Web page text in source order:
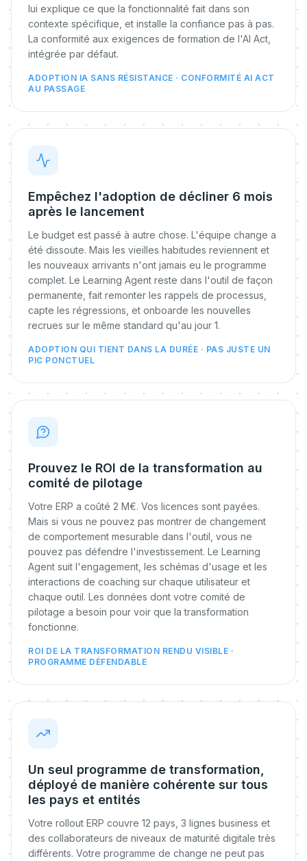
lui explique ce que la fonctionnalité fait dans son
contexte spécifique, et installe la confiance pas à pas.
La conformité aux exigences de formation de l'AI Act,
intégrée par défaut.
ADOPTION IA SANS RÉSISTANCE · CONFORMITÉ AI ACT
AU PASSAGE
Empêchez l'adoption de décliner 6 mois
après le lancement
Le budget est passé à autre chose. L'équipe change a
été dissoute. Mais les vieilles habitudes reviennent et
les nouveaux arrivants n'ont jamais eu le programme
complet. Le Learning Agent reste dans l'outil de façon
permanente, fait remonter les rappels de processus,
capte les régressions, et onboarde les nouvelles
recrues sur le même standard qu'au jour 1.
ADOPTION QUI TIENT DANS LA DURÉE · PAS JUSTE UN
PIC PONCTUEL
Prouvez le ROI de la transformation au
comité de pilotage
Votre ERP a coûté 2 M€. Vos licences sont payées.
Mais si vous ne pouvez pas montrer de changement
de comportement mesurable dans l'outil, vous ne
pouvez pas défendre l'investissement. Le Learning
Agent suit l'engagement, les schémas d'usage et les
interactions de coaching sur chaque utilisateur et
chaque outil. Les données dont votre comité de
pilotage a besoin pour voir que la transformation
fonctionne.
ROI DE LA TRANSFORMATION RENDU VISIBLE ·
PROGRAMME DÉFENDABLE
Un seul programme de transformation,
déployé de manière cohérente sur tous
les pays et entités
Votre rollout ERP couvre 12 pays, 3 lignes business et
des collaborateurs de niveaux de maturité digitale très
différents. Votre programme de change ne peut pas